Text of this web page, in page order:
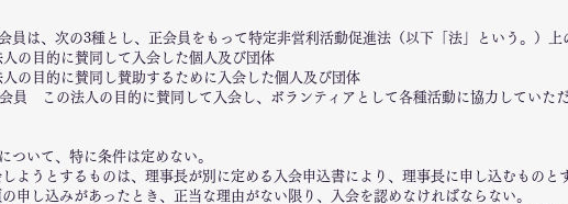
は、次の3種とし、正会員をもって特定非営利活動促進法（以下「法」という。）上
の目的に賛同して入会した個人及び団体
の目的に賛同し賛助するために入会した個人及び団体
員 この法人の目的に賛同して入会し、ボランティアとして各種活動に協力していた
いて、特に条件は定めない。
うとするものは、理事長が別に定める入会申込書により、理事長に申し込むものと
し込みがあったとき、正当な理由がない限り、入会を認めなければならない。